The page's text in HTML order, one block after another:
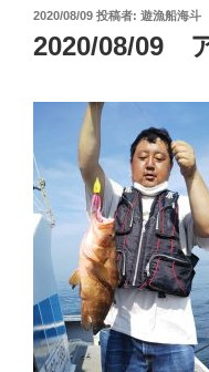
投
稿
日:
2020/08/09 投稿者: 遊漁船海斗
2020/08/09